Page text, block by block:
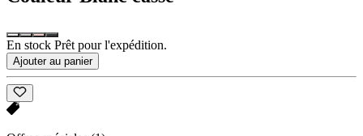
En stock Prêt pour l'expédition.
Ajouter au panier